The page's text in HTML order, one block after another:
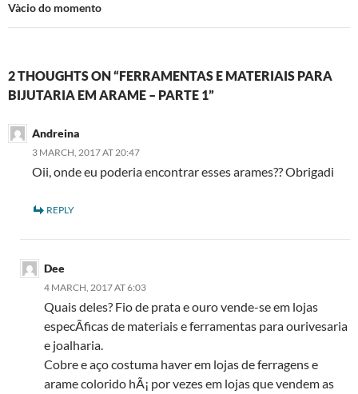
Và­cio do momento
2 THOUGHTS ON “FERRAMENTAS E MATERIAIS PARA
BIJUTARIA EM ARAME – PARTE 1”
Andreina
3 MARCH, 2017 AT 20:47
Oii, onde eu poderia encontrar esses arames?? Obrigadi
REPLY
Dee
4 MARCH, 2017 AT 6:03
Quais deles? Fio de prata e ouro vende-se em lojas
especÃ­ficas de materiais e ferramentas para ourivesaria
e joalharia.
Cobre e aço costuma haver em lojas de ferragens e
arame colorido hÃ¡ por vezes em lojas que vendem as